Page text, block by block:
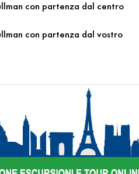
con partenza dal centro
con partenza dal vostro